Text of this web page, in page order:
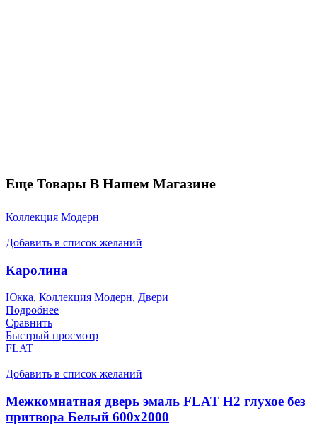
Еще Товары В Нашем Магазине
Коллекция Модерн
Добавить в список желаний
Каролина
Юкка, Коллекция Модерн, Двери
Подробнее
Сравнить
Быстрый просмотр
FLAT
Добавить в список желаний
Межкомнатная дверь эмаль FLAT H2 глухое без
притвора Белый 600х2000